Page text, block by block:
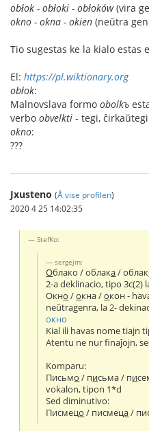
obłok - obłoki - obłoków(vira
okno - okna - okien (neŭtra
Tio sugestas ke la kialo estas
El: https://pl.wiktionary.org
obłok:
Malnovslava formo obolkъ
verbo obvelkti - tegi,
okno:
???
Jxusteno (Å vise profilen)
2020 4 25 14:02:35
StefKo:
sergejm:
Облако / облака/ облак
2-a deklinacio, tipo 3c(2)
Окно /окна /окон -
neŭtragenra, la 2-
окно
Kial ili havas nome tiajn
Atentu ne nur finaĵojn,
Komparu:
Письмо / письма / пи
vokalon, tipon 1*d
Sed diminutivo:
Писмецо / писмеца/